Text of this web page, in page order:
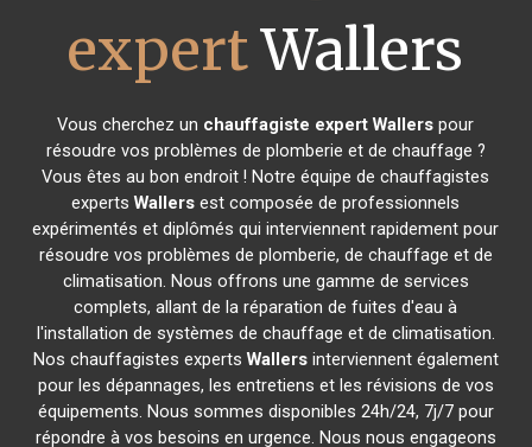
expertWallers
Vous cherchez un chauffagiste expert Wallers pour
résoudre vos problèmes de plomberie et de chauffage ?
Vous êtes au bon endroit ! Notre équipe de chauffagistes
expertsWallers est composée de professionnels
expérimentés et diplômés qui interviennent rapidement pour
résoudre vos problèmes de plomberie, de chauffage et de
climatisation. Nous offrons une gamme de services
complets, allant de la réparation de fuites d'eau à
l'installation de systèmes de chauffage et de climatisation.
Nos chauffagistes experts Wallersinterviennent également
pour les dépannages, les entretiens et les révisions de vos
équipements. Nous sommes disponibles 24h/24, 7j/7 pour
répondre à vos besoins en urgence. Nous nous engageons